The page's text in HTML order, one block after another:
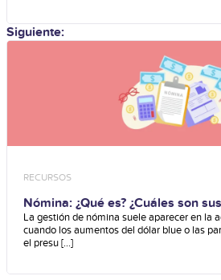
Siguiente:
RECURSOS
Nómina: ¿Qué es? ¿Cuáles son
La gestión de nómina suele aparecer en la
cuando los aumentos del dólar blue o las
el presu [...]